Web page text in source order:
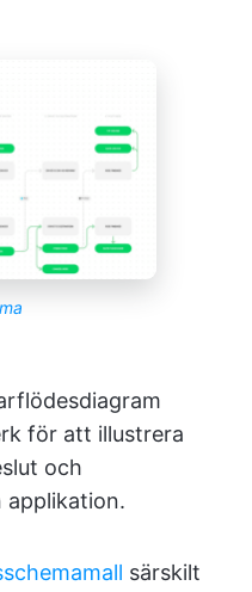
för att illustrera
och
applikation.
särskilt